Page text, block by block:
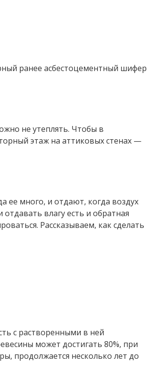
ранее асбестоцементный шифер
не утеплять. Чтобы в
этаж на аттиковых стенах —
ее много, и отдают, когда воздух
влагу есть и обратная
Рассказываем, как сделать
с растворенными в ней
может достигать 80%, при
продолжается несколько лет до